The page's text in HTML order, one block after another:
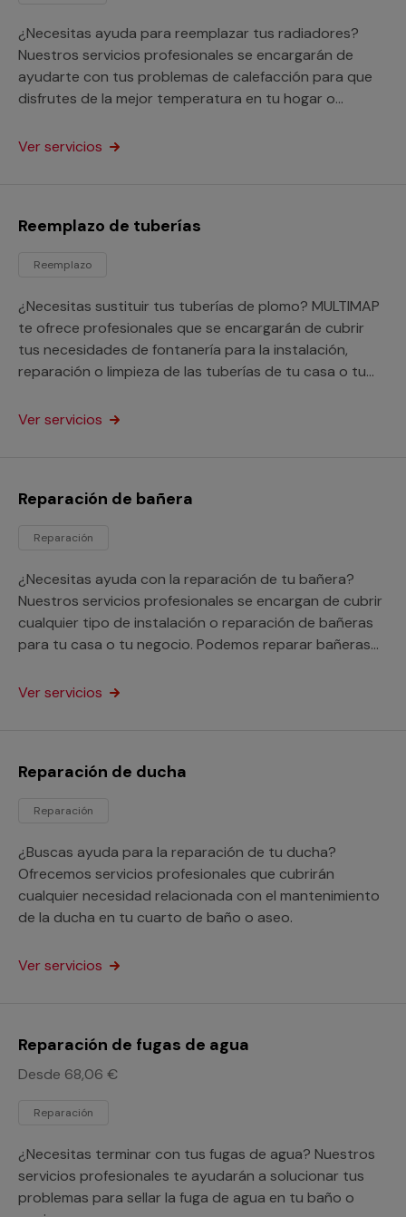
¿Necesitas ayuda para reemplazar tus radiadores?
Nuestros servicios profesionales se encargarán de
ayudarte con tus problemas de calefacción para que
disfrutes de la mejor temperatura en tu hogar o
Ver servicios
Reemplazo de tuberías
Reemplazo
¿Necesitas sustituir tus tuberías de plomo? MULTIMAP
te ofrece profesionales que se encargarán de cubrir
tus necesidades de fontanería para la instalación,
reparación o limpieza de las tuberías de tu casa o tu
Ver servicios
Reparación de bañera
Reparación
¿Necesitas ayuda con la reparación de tu bañera?
Nuestros servicios profesionales se encargan de cubrir
cualquier tipo de instalación o reparación de bañeras
para tu casa o tu negocio. Podemos reparar bañeras
los agujeros y fugas que tenga.
Ver servicios
Reparación de ducha
Reparación
¿Buscas ayuda para la reparación de tu ducha?
Ofrecemos servicios profesionales que cubrirán
cualquier necesidad relacionada con el mantenimiento
de la ducha en tu cuarto de baño o aseo.
Ver servicios
Reparación de fugas de agua
Desde 68,06 €
Reparación
¿Necesitas terminar con tus fugas de agua? Nuestros
servicios profesionales te ayudarán a solucionar tus
problemas para sellar la fuga de agua en tu baño o